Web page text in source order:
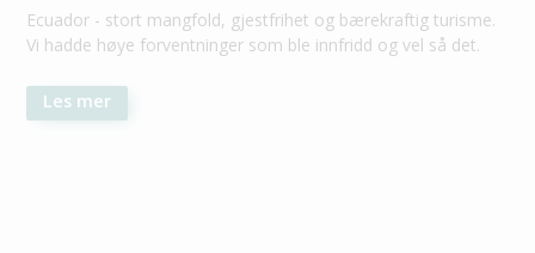
Ecuador - stort mangfold, gjestfrihet og bærekraftig turisme.
Vi hadde høye forventninger som ble innfridd og vel så det.
Les mer